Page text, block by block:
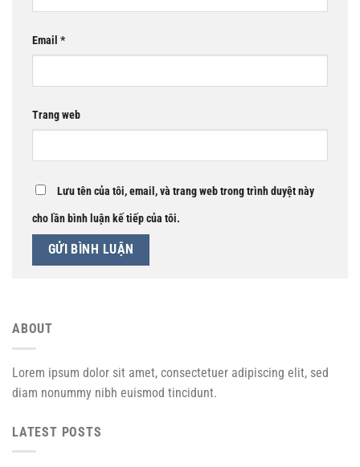
Email *
Trang web
Lưu tên của tôi, email, và trang web trong trình duyệt này
cho lần bình luận kế tiếp của tôi.
ABOUT
Lorem ipsum dolor sit amet, consectetuer adipiscing elit, sed
diam nonummy nibh euismod tincidunt.
LATEST POSTS